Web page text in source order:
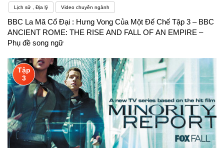
Lịch sử , Địa lý Video chuyên ngành
BBC La Mã Cổ Đại : Hưng Vong Của Một Đế Chế Tập 3 – BBC
ANCIENT ROME: THE RISE AND FALL OF AN EMPIRE –
Phụ đề song ngữ
Tập
3